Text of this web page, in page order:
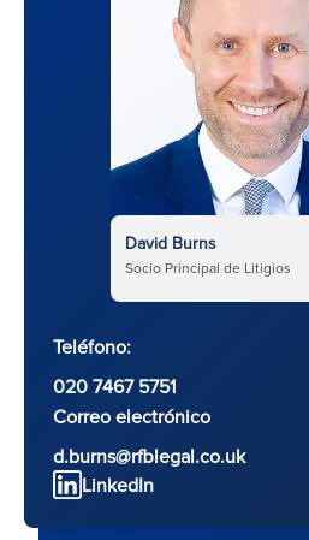
David Burns
Socio Principal de Litigios
Teléfono:
020 7467 5751
Correo electrónico
d.burns@rfblegal.co.uk
LinkedIn